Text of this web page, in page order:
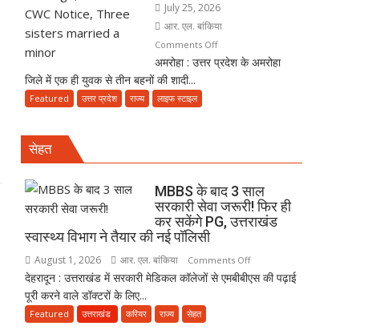
पिता,
वृद्धाश्रम
में
कपड़ा
व्यापारी
की
गिरफ्तार
July 25, 2026
आर. एल. बांकिया
Comments Offon
अमरोहा
पर
नया
विवाद,
एक
नाबालिग
होने
अमरोहा : उत्तर प्रदेश के अमरोहा
जिले में एक ही युवक से तीन बहनों की शादी...
Featured उत्तर प्रदेश राज्य लाइफ स्टाइल
सेहत
MBBS के बाद 3 साल
सरकारी सेवा जरूरी! फिर ही
कर सकेंगे PG, उत्तराखंड
स्वास्थ्य विभाग ने तैयार की नई पॉलिसी
August 1, 2026 आर. एल. बांकिया Comments Offon
MBBS
देहरादून : उत्तराखंड में सरकारी मेडिकल कॉलेजों से एमबीबीएस की पढ़ाई
पूरी करने वाले डॉक्टरों के लिए...
Featured उत्तराखंड करियर राज्य सेहत